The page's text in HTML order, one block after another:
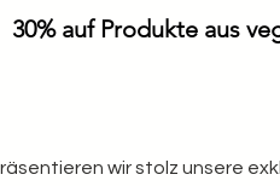
30% auf Produkte aus
wir stolz unsere